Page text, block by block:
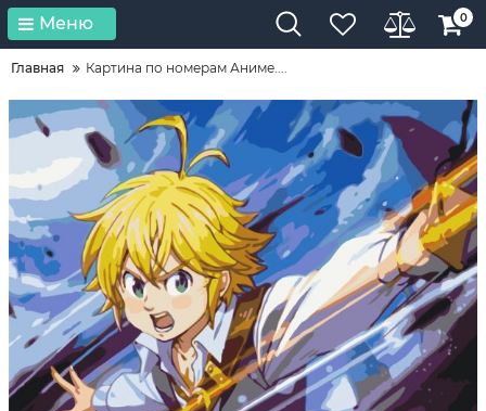
Меню 0
Главная Картина по номерам Аниме....